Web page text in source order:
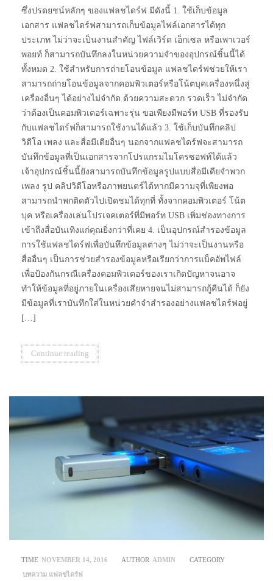
ซึ่งปรดยชน์หลักๆ ของแฟลชไดร์ฟ มีดังนี้ 1. ใช้เก็บข้อมูล
เอกสาร แฟลชไดร์ฟสามารถเก็บข้อมูลไฟล์เอกสารได้ทุก
ประเภท ไม่ว่าจะเป็นงานสำคัญ ไฟล์เวิร์ด เอ็กเซล หรือเพาเวอร์
พอยท์ ก็สามารถบันทึกลงในหน่วยความจำของอุปกรณ์ชิ้นนี้ได้
ทั้งหมด 2. ใช้สำหรับการถ่ายโอนข้อมูล แฟลชไดร์ฟช่วยให้เรา
สามารถถ่ายโอนข้อมูลจากคอมพิวเตอร์หรือโน้ตบุคเครื่องหนึ่งสู่
เครื่องอื่นๆ ได้อย่างไม่จำกัด ด้วยความสะดวก รวดเร็ว ไม่จำกัด
ว่าต้องเป็นคอมพิวเตอร์เฉพาะรุ่น ขอเพียงมีพอร์ท USB ที่รองรับ
กับแฟลชไดร์ฟก็สามารถใช้งานได้แล้ว 3. ใช้เก็บบันทึกคลิป
วิดีโอ เพลง และสื่อมีเดียอื่นๆ นอกจากแฟลชไดร์ฟจะสามารถ
บันทึกข้อมูลที่เป็นเอกสารจากโปรแกรมไมโครซอฟท์ได้แล้ว
เจ้าอุปกรณ์ชิ้นนี้ยังสามารถบันทึกข้อมูลรูปแบบสื่อมีเดียจำพวก
เพลง รูป คลิปวิดีโอหรือภาพยนตร์ได้หากมีความจุที่เพียงพอ
สามารถนำพกติดตัวไปเปิดชมได้ทุกที่ ทั้งจากคอมพิวเตอร์ โน้ต
บุค หรือเครื่องเล่นโปรเจคเตอร์ที่มีพอร์ท USB เพิ่มช่องทางการ
เข้าถึงสื่อบันเทิงแก่คุณยิ่งกว่าที่เคย 4. เป็นอุปกรณ์สำรองข้อมูล
การใช้แฟลชไดร์ฟเพื่อบันทึกข้อมูลต่างๆ ไม่ว่าจะเป็นงานหรือ
สื่ออื่นๆ เป็นการช่วยสำรองข้อมูลหรือเรียกว่าการแบ็คอัพไฟล์
เพื่อป้องกันกรณีเครื่องคอมพิวเตอร์ของเราเกิดปัญหาจนอาจ
ทำให้ข้อมูลที่อยู่ภายในเครื่องเสียหายจนไม่สามารถกู้คืนได้ ก็ยัง
มีข้อมูลที่เราบันทึกใส่ในหน่วยคำจำสำรองอย่างแฟลชไดร์ฟอยู่
[…]
Continue reading
TIME NOVEMBER 14, 2016 AUTHOR ADMIN
CATEGORY
บทความ แฟลชไดร์ฟ